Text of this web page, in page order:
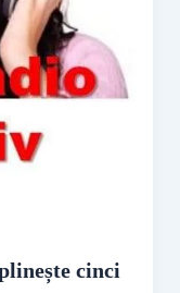
cinci